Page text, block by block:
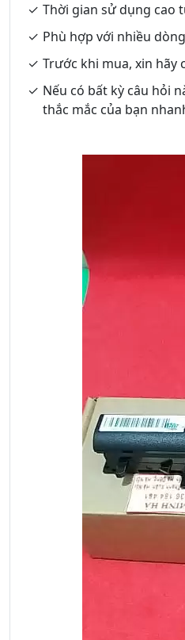
Thời gian sử dụng cao
Phù hợp với nhiều
Trước khi mua, xin hãy
Nếu có bất kỳ câu hỏi
thắc mắc của bạn